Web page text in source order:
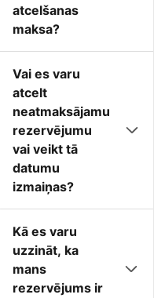
atcelšanas
maksa?
Vai es varu
atcelt
neatmaksājamu
rezervējumu
vai veikt tā
datumu
izmaiņas?
Kā es varu
uzzināt, ka
mans
rezervējums ir